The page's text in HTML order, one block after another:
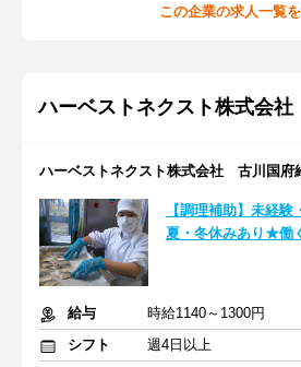
この企業の求人一覧
ハーベストネクスト株式会社
ハーベストネクスト株式会社 古川国府
【調理補助】未経
夏・冬休みあり★働
給与
時給1140～1300円
シフト
週4日以上